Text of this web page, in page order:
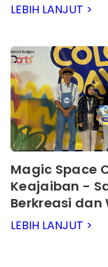
LEBIH LANJUT >
Magic Space
Keajaiban -
Berkreasi
LEBIH LANJUT >